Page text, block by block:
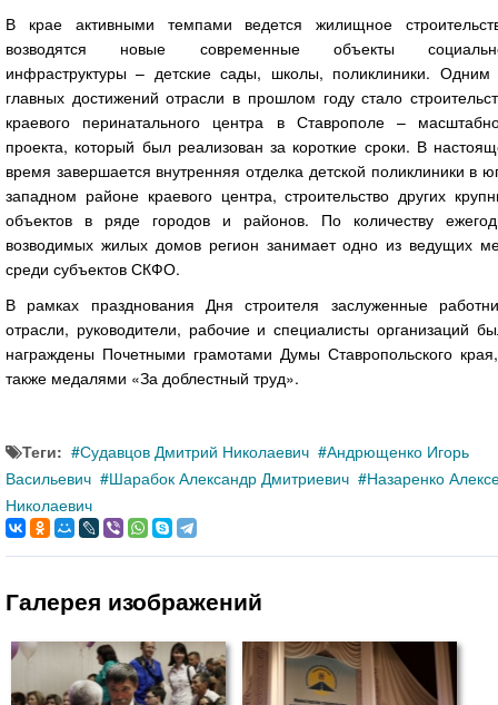
В крае активными темпами ведется жилищное
возводятся новые современные объекты
инфраструктуры – детские сады, школы, поликлиники. Одним
главных достижений отрасли в прошлом году стало
краевого перинатального центра в Ставрополе –
проекта, который был реализован за короткие сроки. В
время завершается внутренняя отделка детской поликлиники в
западном районе краевого центра, строительство других
объектов в ряде городов и районов. По количеству
возводимых жилых домов регион занимает одно из ведущих
среди субъектов СКФО.
В рамках празднования Дня строителя заслуженные
отрасли, руководители, рабочие и специалисты организаций
награждены Почетными грамотами Думы Ставропольского
также медалями «За доблестный труд».
Теги: Судавцов Дмитрий Николаевич
Андрющенко Игорь
Васильевич
Шарабок Александр Дмитриевич
Назаренко
Николаевич
Галерея изображений